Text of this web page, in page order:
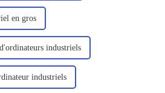
en gros
industriels
industriels